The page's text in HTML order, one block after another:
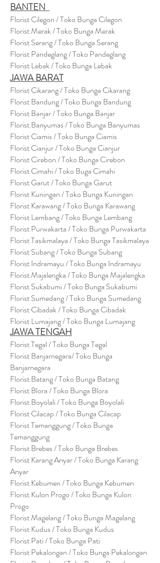
BANTEN
Florist Cilegon / Toko Bunga Cilegon
Florist Merak / Toko Bunga Merak
Florist Serang / Toko Bunga Serang
Florist Pandeglang / Toko Pandeglang
Florist Lebak / Toko Bunga Lebak
JAWA BARAT
Florist Cikarang/ Toko Bunga Cikarang
Florist Bandung / Toko Bunga Bandung
Florist Banjar / Toko Bunga Banjar
Florist Banyumas / Toko Bunga Banyumas
Florist Ciamis / Toko Bunga Ciamis
Florist Cianjur / Toko Bunga Cianjur
Florist Cirebon / Toko Bunga Cirebon
Florist Cimahi / Toko Buga Cimahi
Florist Garut / Toko Bunga Garut
Florist Kuningan / Toko Bunga Kuningan
Florist Karawang / Toko Bunga Karawang
Florist Lembang / Toko Bunga Lembang
Florist Purwakarta / Toko Bunga Purwakarta
Florist Tasikmalaya / Toko Bunga Tasikmalaya
Florist Subang / Toko Bunga Subang
Florist Indramayu / Toko Bunga Indramayu
Florist Majalengka / Toko Bunga Majalengka
Florist Sukabumi / Toko Bunga Sukabumi
Florist Sumedang / Toko Bunga Sumedang
Florist Cibadak / Toko Bunga Cibadak
Florist Lumajang / Toko Bunga Lumajang
JAWA TENGAH
Florist Tegal / Toko Bunga Tegal
Florist Banjarnegara/ Toko Bunga
Banjarnegara
Florist Batang / Toko Bunga Batang
Florist Blora / Toko Bunga Blora
Florist Boyolali / Toko Bunga Boyolali
Florist Cilacap / Toko Bunga Cilacap
Florist Temanggung / Toko Bunga
Temanggung
Florist Brebes / Toko Bunga Brebes
Florist Karang Anyar / Toko Bunga Karang
Anyar
Florist Kebumen / Toko Bunga Kebumen
Florist Kulon Progo / Toko Bunga Kulon
Progo
Florist Magelang / Toko Bunga Magelang
Florist Kudus / Toko Bunga Kudus
Florist Pati / Toko Bunga Pati
Florist Pekalongan / Toko Bunga Pekalongan